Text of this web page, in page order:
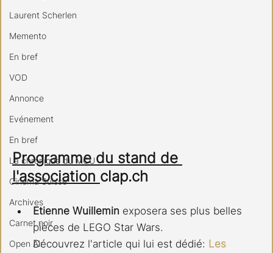
Laurent Scherlen
Memento
En bref
VOD
Annonce
Evénement
En bref
La chronique du MCU
Cinéma Suisse
Archives
Carnet noir
Open Air
Programme du stand de
l'association clap.ch
Etienne Wuillemin exposera ses plus belles
pièces de LEGO Star Wars.
Découvrez l'article qui lui est dédié: Les